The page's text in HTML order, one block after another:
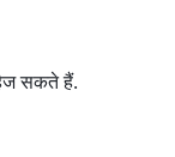
सकते हैं.